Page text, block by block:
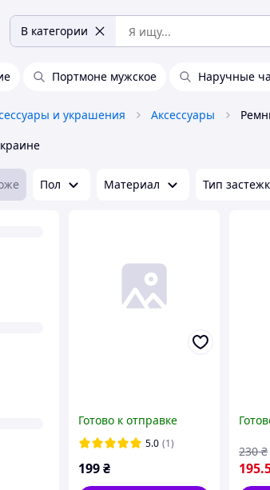
В категории
Портмоне мужское Наручные
и украшения Аксессуары
Пол Материал Тип
Готово к отправке
5.0 (1)
199₴ 195
230 ₴